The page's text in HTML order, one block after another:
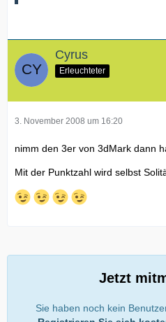
Cyrus
Erleuchteter
3. November 2008 um 16:20
nimm den 3er von 3dMark dann
Mit der Punktzahl wird selbst
Jetzt
Sie haben noch kein